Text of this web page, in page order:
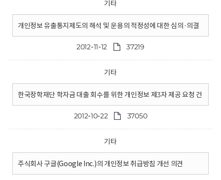
기타
개인정보 유출통지제도의 해석 및 운용의 적정성에 대한 심의·의결
2012-11-12 37219
기타
한국장학재단 학자금 대출 회수를 위한 개인정보 제3자 제공 요청 건
2012-10-22 37050
기타
주식회사 구글(Google Inc.)의 개인정보 취급방침 개선 의견